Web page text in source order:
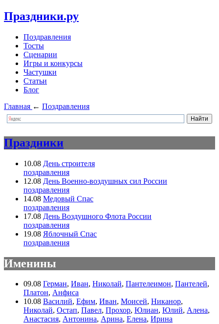
Праздники.ру
Поздравления
Тосты
Сценарии
Игры и конкурсы
Частушки
Статьи
Блог
Главная ← Поздравления
Праздники
10.08 День строителя
поздравления
12.08 День Военно-воздушных сил России
поздравления
14.08 Медовый Спас
поздравления
17.08 День Воздушного Флота России
поздравления
19.08 Яблочный Спас
поздравления
Именины
09.08 Герман, Иван, Николай, Пантелеимон, Пантелей,
Платон, Анфиса
10.08 Василий, Ефим, Иван, Моисей, Никанор,
Николай, Остап, Павел, Прохор, Юлиан, Юлий, Алена,
Анастасия, Антонина, Арина, Елена, Ирина